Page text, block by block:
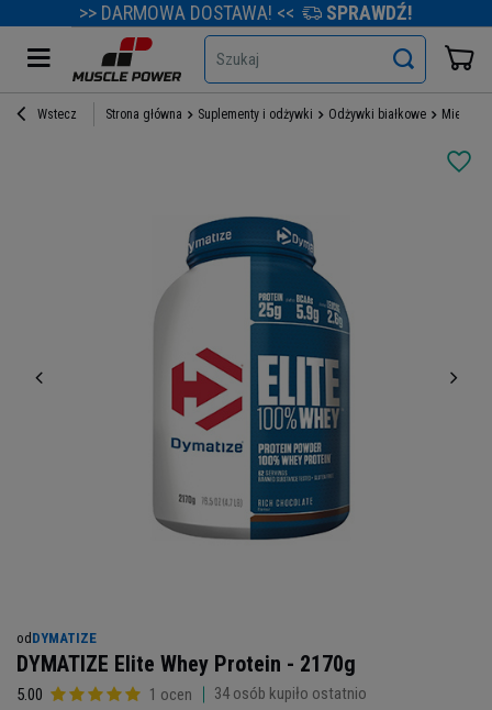
>> DARMOWA DOSTAWA! << SPRAWDŹ!
Szukaj
Wstecz Strona główna Suplementy i odżywki Odżywki białkowe
od DYMATIZE
DYMATIZE Elite Whey Protein - 2170g
5.00 1 ocen 34 osób kupiło ostatnio